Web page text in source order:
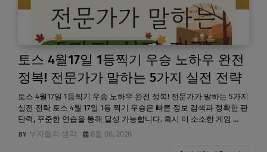
토스 4월17일 1등찍기 우승 노하우 완전
정복! 전문가가 말하는 5가지 실전 전략
토스 4월17일 1등찍기 우승 노하우 완전 정복! 전문가가 말하는 5가지
실전 전략 토스 4월 17일 1등 찍기 우승은 빠른 정보 검색과 정확한 판
단력, 꾸준한 연습을 통해 달성 가능합니다. 혹시 이 소소한 게임 …
부자들의 생각
8월 06, 2026